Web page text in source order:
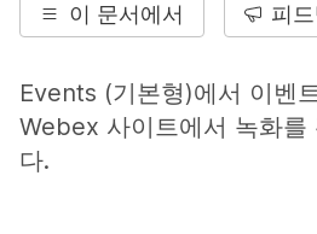
이 문서에서 피
Events (기본형)에서 이벤
Webex 사이트에서 녹화를
다.